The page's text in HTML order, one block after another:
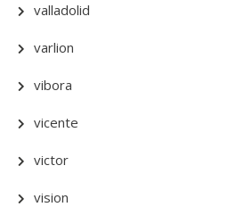
valladolid
varlion
vibora
vicente
victor
vision